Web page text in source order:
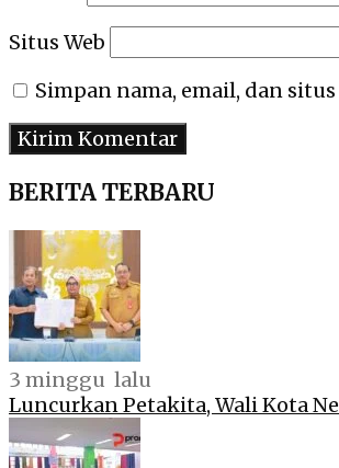
Situs Web
Simpan nama, email, dan
BERITA TERBARU
3 minggu lalu
Luncurkan Petakita, Wali Kota